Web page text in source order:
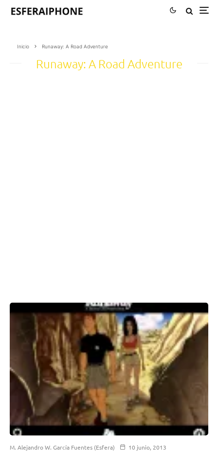
Inicio Runaway: A Road Adventure
Runaway: A Road Adventure
M. Alejandro W. García Fuentes (Esfera)
10 junio, 2013